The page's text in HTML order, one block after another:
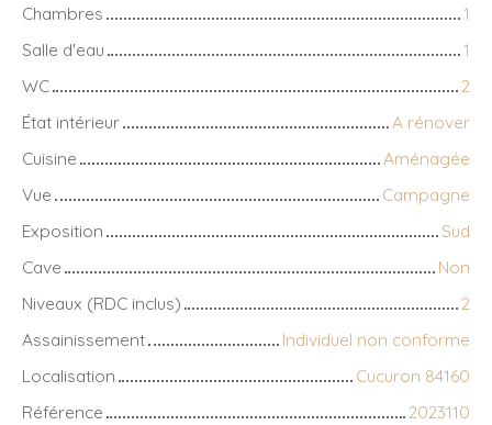
Chambres
1
Salle d'eau
1
WC
2
État intérieur
A rénover
Cuisine
Aménagée
Vue
Campagne
Exposition
Sud
Cave
Non
Niveaux (RDC inclus)
2
Assainissement
Individuel non conforme
Localisation
Cucuron 84160
Référence
2023110